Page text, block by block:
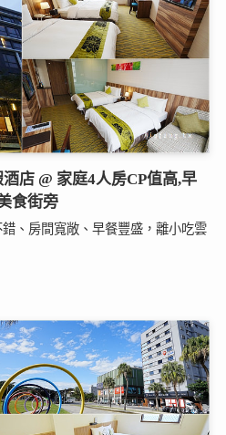
店 @ 家庭4人房CP值高,早
食街旁
錯、房間寬敞、早餐豐盛，離小吃雲